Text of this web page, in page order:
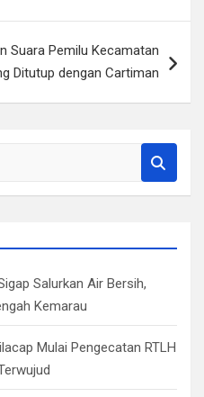
Suara Pemilu Kecamatan
Ditutup dengan Cartiman
Salurkan Air Bersih,
Kemarau
Mulai Pengecatan RTLH